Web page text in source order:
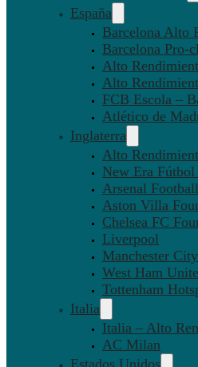
España
Barcelona Alto
Barcelona Pro-
Alto
Alto
FCB Escola –
Atlético de
Inglaterra
Alto
New Era
Arsenal
Aston Villa
Chelsea FC
Liverpool
Manchester City
West Ham
Tottenham
Italia
Italia – Alto
AC Milan
Estados Unidos